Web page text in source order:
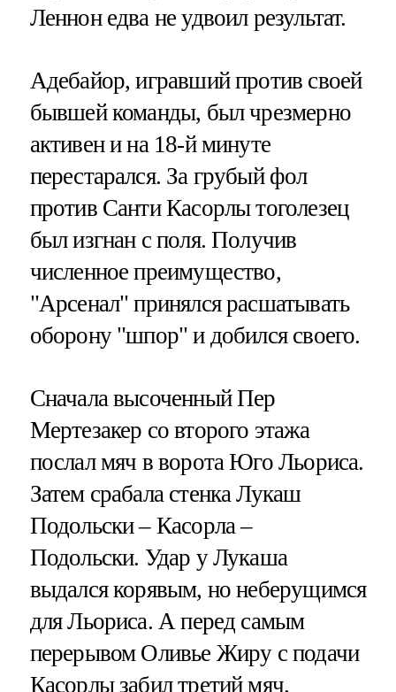
Леннон едва не удвоил результат.
Адебайор, игравший против своей
бывшей команды, был чрезмерно
активен и на 18-й минуте
перестарался. За грубый фол
против Санти Касорлы тоголезец
был изгнан с поля. Получив
численное преимущество,
"Арсенал" принялся расшатывать
оборону "шпор" и добился своего.
Сначала высоченный Пер
Мертезакер со второго этажа
послал мяч в ворота Юго Льориса.
Затем срабала стенка Лукаш
Подольски – Касорла –
Подольски. Удар у Лукаша
выдался корявым, но неберущимся
для Льориса. А перед самым
перерывом Оливье Жиру с подачи
Касорлы забил третий мяч.